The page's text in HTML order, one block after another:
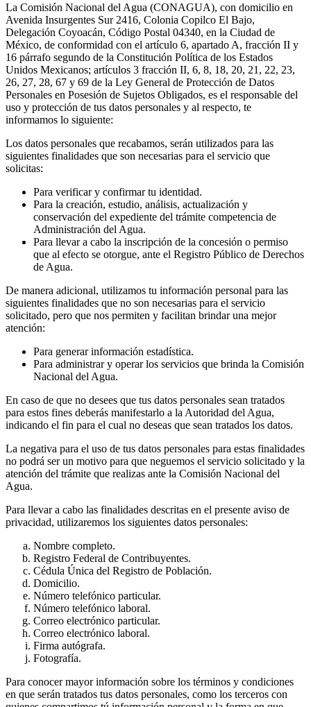
La Comisión Nacional del Agua (CONAGUA), con domicilio en
Avenida Insurgentes Sur 2416, Colonia Copilco El Bajo,
Delegación Coyoacán, Código Postal 04340, en la Ciudad de
México, de conformidad con el artículo 6, apartado A, fracción II y
16 párrafo segundo de la Constitución Política de los Estados
Unidos Mexicanos; artículos 3 fracción II, 6, 8, 18, 20, 21, 22, 23,
26, 27, 28, 67 y 69 de la Ley General de Protección de Datos
Personales en Posesión de Sujetos Obligados, es el responsable del
uso y protección de tus datos personales y al respecto, te
informamos lo siguiente:
Los datos personales que recabamos, serán utilizados para las
siguientes finalidades que son necesarias para el servicio que
solicitas:
Para verificar y confirmar tu identidad.
Para la creación, estudio, análisis, actualización y
conservación del expediente del trámite competencia de
Administración del Agua.
Para llevar a cabo la inscripción de la concesión o permiso
que al efecto se otorgue, ante el Registro Público de Derechos
de Agua.
De manera adicional, utilizamos tu información personal para las
siguientes finalidades que no son necesarias para el servicio
solicitado, pero que nos permiten y facilitan brindar una mejor
atención:
Para generar información estadística.
Para administrar y operar los servicios que brinda la Comisión
Nacional del Agua.
En caso de que no desees que tus datos personales sean tratados
para estos fines deberás manifestarlo a la Autoridad del Agua,
indicando el fin para el cual no deseas que sean tratados los datos.
La negativa para el uso de tus datos personales para estas finalidades
no podrá ser un motivo para que neguemos el servicio solicitado y la
atención del trámite que realizas ante la Comisión Nacional del
Agua.
Para llevar a cabo las finalidades descritas en el presente aviso de
privacidad, utilizaremos los siguientes datos personales:
Nombre completo.
Registro Federal de Contribuyentes.
Cédula Única del Registro de Población.
Domicilio.
Número telefónico particular.
Número telefónico laboral.
Correo electrónico particular.
Correo electrónico laboral.
Firma autógrafa.
Fotografía.
Para conocer mayor información sobre los términos y condiciones
en que serán tratados tus datos personales, como los terceros con